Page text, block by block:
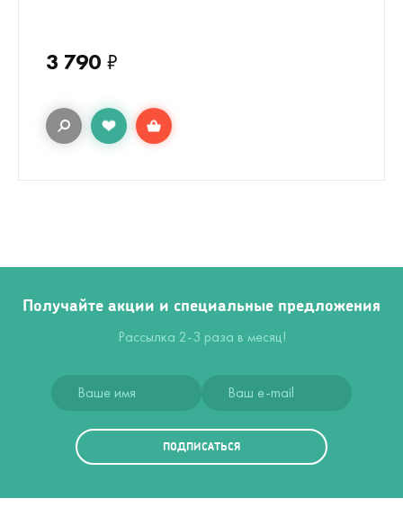
3 790 ₽
Получайте акции и специальные предложения
Рассылка 2-3 раза в месяц!
ПОДПИСАТЬСЯ